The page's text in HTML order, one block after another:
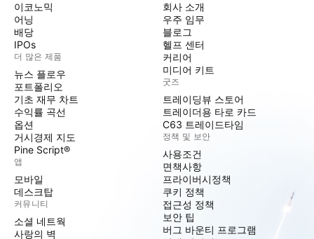
이코노믹
어닝
배당
IPOs
더 많은 제품
뉴스 플로우
포트폴리오
기초 재무 차트
수익률 곡선
옵션
거시경제 지도
Pine Script®
앱
모바일
데스크탑
커뮤니티
소셜 네트웍
사랑의 벽
회사 소개
우주 임무
블로그
헬프 센터
커리어
미디어 키트
굿즈
트레이딩뷰 스토어
트레이더용 타로 카드
C63 트레이드타임
정책 및 보안
사용조건
면책사항
프라이버시정책
쿠키 정책
접근성 정책
보안 팁
버그 바운티 프로그램